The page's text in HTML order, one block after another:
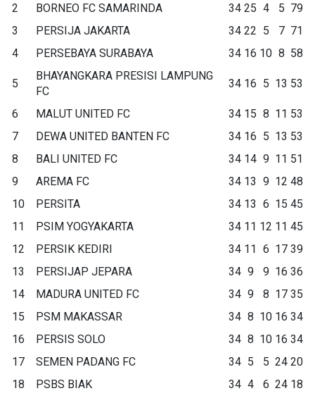
2
BORNEO FC SAMARINDA 34 25 4 5 79
3
PERSIJA JAKARTA 34 22 5 7 71
4
PERSEBAYA SURABAYA 34 16 10 8 58
5
BHAYANGKARA PRESISI LAMPUNG
FC
34 16 5 13 53
6 MALUT UNITED FC 34 15 8 11 53
7
DEWA UNITED BANTEN FC 34 16 5 13 53
8
BALI UNITED FC 34 14 9 11 51
9
AREMA FC 34 13 9 12 48
10
PERSITA 34 13 6 15 45
11
PSIM YOGYAKARTA 34 11 12 11 45
12
PERSIK KEDIRI 34 11 6 17 39
13
PERSIJAP JEPARA 34 9 9 16 36
14
MADURA UNITED FC 34 9 8 17 35
15
PSM MAKASSAR 34 8 10 16 34
16
PERSIS SOLO 34 8 10 16 34
17
SEMEN PADANG FC 34 5 5 24 20
18
PSBS BIAK 34 4 6 24 18